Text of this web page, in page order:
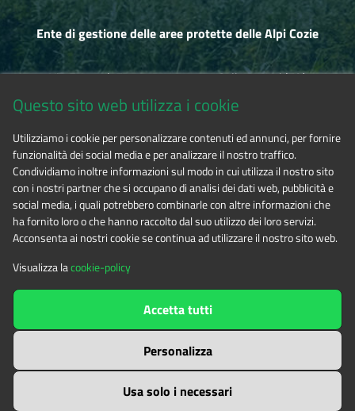
Ente di gestione delle aree protette delle Alpi Cozie
Via Fransuà Fontan, 1 - 10050 Salbertrand (TO)
Tel. 0122.854720
E-mailalpicozie@cert.ruparpiemonte.it
The contents of this websitebyEnte di gestione delle aree
protette delle Alpi Cozieis licensed under
Attribution-NonCommercial-NoDerivatives 4.0 International
Questo sito web utilizza i cookie
Utilizziamo i cookie per personalizzare contenuti ed annunci, per fornire
funzionalità dei social media e per analizzare il nostro traffico.
Condividiamo inoltre informazioni sul modo in cui utilizza il nostro sito
con i nostri partner che si occupano di analisi dei dati web, pubblicità e
social media, i quali potrebbero combinarle con altre informazioni che
ha fornito loro o che hanno raccolto dal suo utilizzo dei loro servizi.
Acconsenta ai nostri cookie se continua ad utilizzare il nostro sito web.
Visualizza lacookie-policy
Usa solo i necessari
Personalizza
Accetta tutti